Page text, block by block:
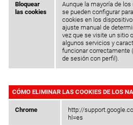
Bloquear
las cookies
Aunque la mayoría de
se pueden configurar
cookies en los
ajuste manual de
vez que se visite un sitio
algunos servicios y
funcionar correctamente
de sesión con perfil).
CÓMO ELIMINAR LAS COOKIES DE LOS
Chrome
http://
hl=es